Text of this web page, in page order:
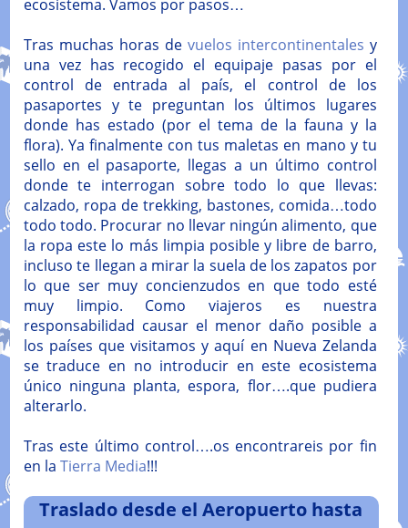
ecosistema. Vamos por pasos…
Tras muchas horas de vuelos intercontinentales y
una vez has recogido el equipaje pasas por el
control de entrada al país, el control de los
pasaportes y te preguntan los últimos lugares
donde has estado (por el tema de la fauna y la
flora). Ya finalmente con tus maletas en mano y tu
sello en el pasaporte, llegas a un último control
donde te interrogan sobre todo lo que llevas:
calzado, ropa de trekking, bastones, comida…todo
todo todo. Procurar no llevar ningún alimento, que
la ropa este lo más limpia posible y libre de barro,
incluso te llegan a mirar la suela de los zapatos por
lo que ser muy concienzudos en que todo esté
muy limpio. Como viajeros es nuestra
responsabilidad causar el menor daño posible a
los países que visitamos y aquí en Nueva Zelanda
se traduce en no introducir en este ecosistema
único ninguna planta, espora, flor….que pudiera
alterarlo.
Tras este último control….os encontrareis por fin
en la Tierra Media!!!
Traslado desde el Aeropuerto hasta